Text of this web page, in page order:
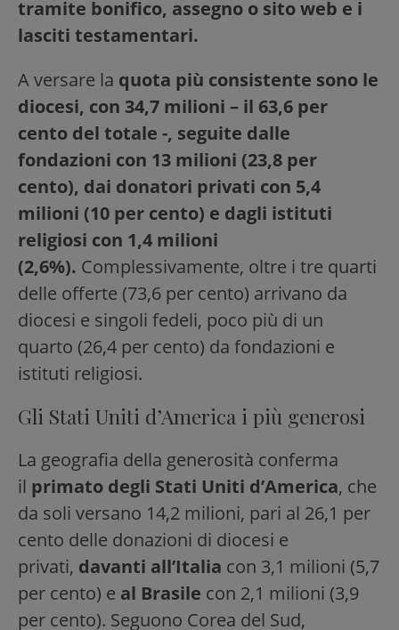
tramite bonifico, assegno o sito web e i
lasciti testamentari.
A versare la quota più consistente sono le
diocesi, con 34,7 milioni – il 63,6 per
cento del totale -, seguite dalle
fondazioni con 13 milioni (23,8 per
cento), dai donatori privati con 5,4
milioni (10 per cento) e dagli istituti
religiosi con 1,4 milioni
(2,6%). Complessivamente, oltre i tre quarti
delle offerte (73,6 per cento) arrivano da
diocesi e singoli fedeli, poco più di un
quarto (26,4 per cento) da fondazioni e
istituti religiosi.
Gli Stati Uniti d’America i più generosi
La geografia della generosità conferma
il primato degli Stati Uniti d’America, che
da soli versano 14,2 milioni, pari al 26,1 per
cento delle donazioni di diocesi e
privati, davanti all’Italia con 3,1 milioni (5,7
per cento) e al Brasile con 2,1 milioni (3,9
per cento). Seguono Corea del Sud,